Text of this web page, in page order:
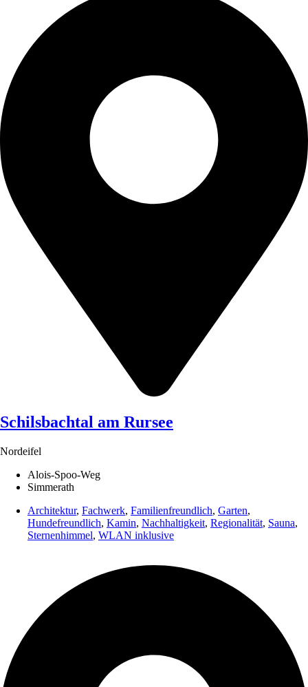
Schilsbachtal am Rursee
Nordeifel
Alois-Spoo-Weg
Simmerath
Architektur, Fachwerk, Familienfreundlich, Garten,
Hundefreundlich, Kamin, Nachhaltigkeit, Regionalität, Sauna,
Sternenhimmel, WLAN inklusive